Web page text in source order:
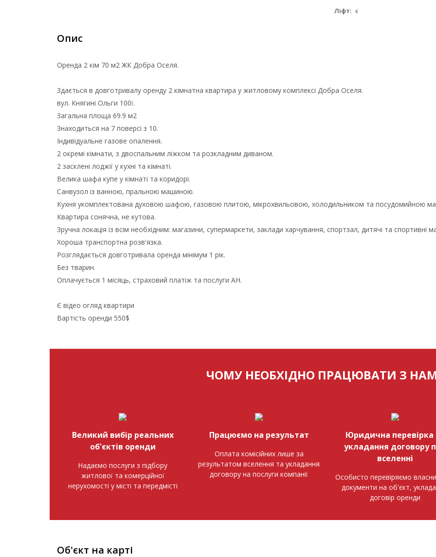
Ліфт: є
Опис
Оренда 2 кім 70 м2 ЖК Добра Оселя.
Здається в довготривалу оренду 2 кімнатна квартира у житловому комплексі Добра Оселя.
вул. Княгині Ольги 100ї.
Загальна площа 69.9 м2
Знаходиться на 7 поверсі з 10.
Індивідуальне газове опалення.
2 окремі кімнати, з двоспальним ліжком та розкладним диваном.
2 засклені лоджії у кухні та кімнаті.
Велика шафа купе у кімнаті та коридорі.
Санвузол із ванною, пральною машиною.
Кухня укомплектована духовою шафою, газовою плитою, мікрохвильовою, холодильником та посудомийною
Квартира сонячна, не кутова.
Зручна локація із всім необхідним: магазини, супермаркети, заклади харчування, спортзал, дитячі та спортивні
Хороша транспортна розв'язка.
Розглядається довготривала оренда мінімум 1 рік.
Без тварин.
Оплачується 1 місяць, страховий платіж та послуги АН.
Є відео огляд квартири
Вартість оренди 550$
ЧОМУ НЕОБХІДНО ПРАЦЮВАТИ З
Великий вибір реальних
об'єктів оренди
Надаємо послуги з підбору
житлової та комерційної
нерухомості у місті та передмісті
Працюємо на результат
Оплата комісійних лише за
результатом вселення та укладання
договору на послуги компанії
Юридична перевірка
укладання договору
вселенні
Особисто перевіряємо
документи на об'єкт,
договір оренди
Об'єкт на карті